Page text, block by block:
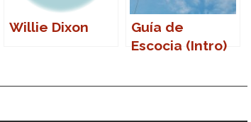
Willie Dixon
Guía de
Escocia (Intro)